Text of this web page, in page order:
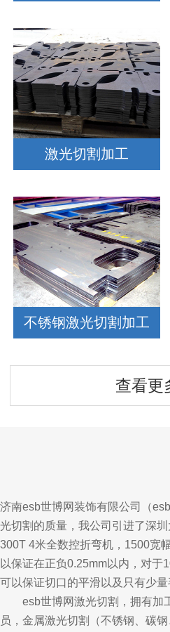
激光切割加工
不锈钢激光切割加工
查看更
济南esb世博网装饰有限公司（
光切割的质量，我公司引进了深
300T 4米全数控折弯机，1500宽幅刨
以保证在正负0.25mm以内，对于
可以保证切口的平滑以及只有少量
esb世博网激光切割，
员，金属激光切割（不锈钢、碳